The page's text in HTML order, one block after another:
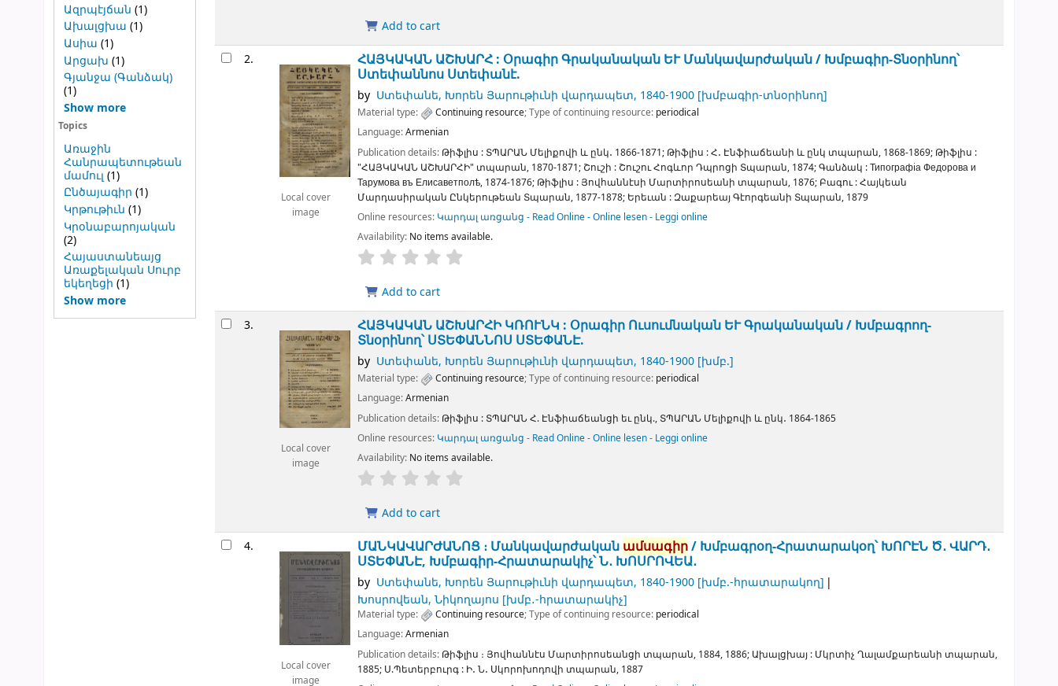
Ազրպէյճան (1)
Ախալցխա (1)
Ասիա (1)
Արցախ (1)
Գյանջա (Գանձակ)
(1)
Show more
Topics
Առաջին
Հանրապետութեան
մամուլ (1)
Ընծայագիր (1)
Կրթութիւն (1)
Կրօնաբարոյական
(2)
Հայաստանեայց
Առաքելական Սուրբ
եկեղեցի (1)
Show more
Add to cart
2.
Local cover
image
ՀԱՅԿԱԿԱՆ ԱՇԽԱՐՀ : Օրագիր Գրականական ԵՒ Մանկավարժական / Խմբագիր-Տնօրինող՝
Ստեփաննոս Ստեփանէ.
by Ստեփանե, Խորեն Յարութիւնի վարդապետ, 1840-1900[խմբագիր-տնօրինող]
Material type: Continuing resource; Type of continuing resource: periodical
Language:Armenian
Publication details: Թիֆլիս : ՏՊԱՐԱՆ Մելիքովի և ընկ․ 1866-1871; Թիֆլիս :Հ․ Էնֆիաճեանի և ընկ տպարան, 1868-1869; Թիֆլիս :
"ՀԱՅԿԱԿԱՆ ԱՇԽԱՐՀԻ" տպարան, 1870-1871; Շուշի : Շուշու Հոգևոր Դպրոցի Տպարան, 1874;Գանձակ :Типографiа Федорова и
Тарумова въ Елисаветполѣ, 1874-1876; Թիֆլիս : Յովհաննէսի Մարտիրոսեանի տպարան, 1876; Բագու :Հայկեան
Մարդասիրական Ընկերութեան Տպարան, 1877-1878; Երեւան : Զաքարեայ Գէորգեանի Տպարան, 1879
Online resources: Կարդալ առցանց - Read Online - Online lesen - Leggi online
Availability: No items available.
Add to cart
3.
Local cover
image
ՀԱՅԿԱԿԱՆ ԱՇԽԱՐՀԻ ԿՌՈՒՆԿ : Օրագիր Ուսումնական ԵՒ Գրականական / Խմբագրող-
Տնօրինող՝ ՍՏԵՓԱՆՆՈՍ ՍՏԵՓԱՆԷ.
by Ստեփանե, Խորեն Յարութիւնի վարդապետ, 1840-1900[խմբ.]
Material type: Continuing resource; Type of continuing resource: periodical
Language:Armenian
Publication details: Թիֆլիս : ՏՊԱՐԱՆ Հ. Էնֆիաճեանցի եւ ընկ., ՏՊԱՐԱՆ Մելիքովի և ընկ․ 1864-1865
Online resources: Կարդալ առցանց - Read Online - Online lesen - Leggi online
Availability: No items available.
Add to cart
4.
Local cover
image
ՄԱՆԿԱՎԱՐԺԱՆՈՑ ։ Մանկավարժական ամսագիր/ Խմբագրօղ-Հրատարակօղ՝ ԽՈՐԷՆ Ծ․ ՎԱՐԴ․
ՍՏԵՓԱՆԷ, Խմբագիր-Հրատարակիչ՝ Ն․ ԽՈՍՐՈՎԵԱ․
by Ստեփանե, Խորեն Յարութիւնի վարդապետ, 1840-1900[խմբ.-հրատարակող]
Խոսրովեան, Նիկողայոս [խմբ․-հրատարակիչ]
Material type: Continuing resource; Type of continuing resource: periodical
Language:Armenian
Publication details: Թիֆլիս ։ Յովհաննէս Մարտիրոսեանցի տպարան, 1884, 1886; Ախալցխայ : Մկրտիչ Ղալամքարեանի տպարան,
1885; Ս.Պետերբուրգ : Ի․ Ն․ Սկորոխոդովի տպարան, 1887